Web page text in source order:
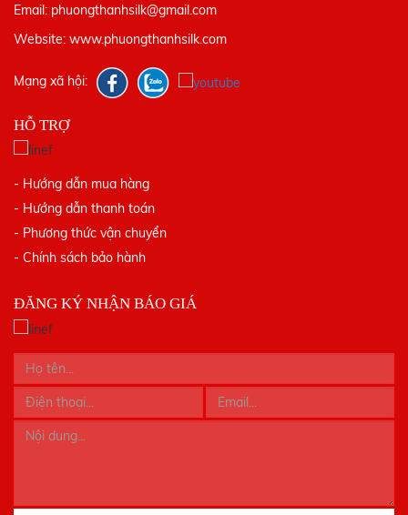
Email: phuongthanhsilk@gmail.com
Website: www.phuongthanhsilk.com
Mạng xã hội:
HỖ TRỢ
- Hướng dẫn mua hàng
- Hướng dẫn thanh toán
- Phương thức vận chuyển
- Chính sách bảo hành
ĐĂNG KÝ NHẬN BÁO GIÁ